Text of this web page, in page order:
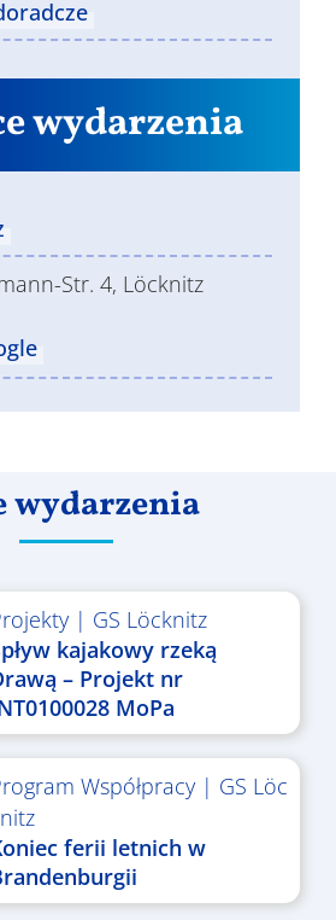
wydarzenia
Str. 4, Löcknitz
wydarzenia
| GS Löcknitz
kajakowy rzeką
– Projekt nr
MoPa
Współpracy| GS Löc
ferii letnich w